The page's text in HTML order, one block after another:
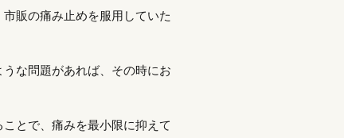
販の痛み止めを服用していた
な問題があれば、その時にお
とで、痛みを最小限に抑えて